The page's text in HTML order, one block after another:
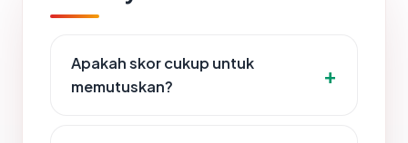
Apakah skor cukup untuk
memutuskan?